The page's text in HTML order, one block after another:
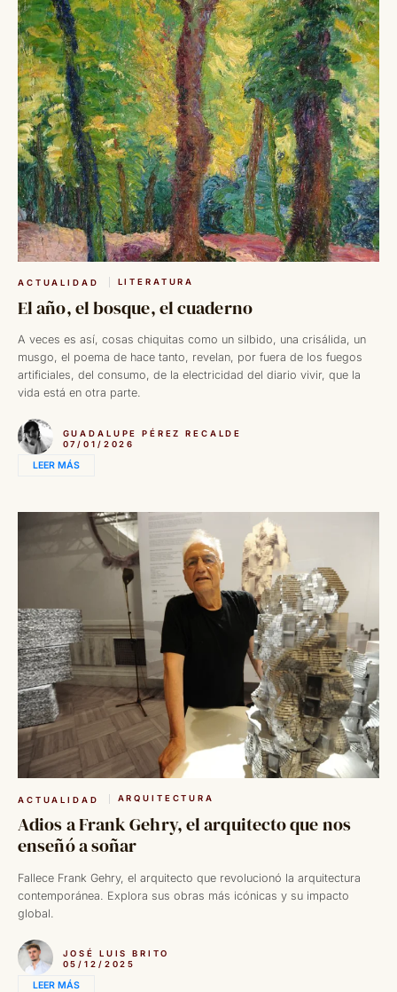
ACTUALIDAD LITERATURA
El año, el bosque, el cuaderno
A veces es así, cosas chiquitas como un silbido, una crisálida, un
musgo, el poema de hace tanto, revelan, por fuera de los fuegos
artificiales, del consumo, de la electricidad del diario vivir, que la
vida está en otra parte.
GUADALUPE PÉREZ RECALDE
07/01/2026
LEER MÁS
ACTUALIDAD ARQUITECTURA
Adios a Frank Gehry, el arquitecto que nos
enseñó a soñar
Fallece Frank Gehry, el arquitecto que revolucionó la arquitectura
contemporánea. Explora sus obras más icónicas y su impacto
global.
JOSÉ LUIS BRITO
05/12/2025
LEER MÁS